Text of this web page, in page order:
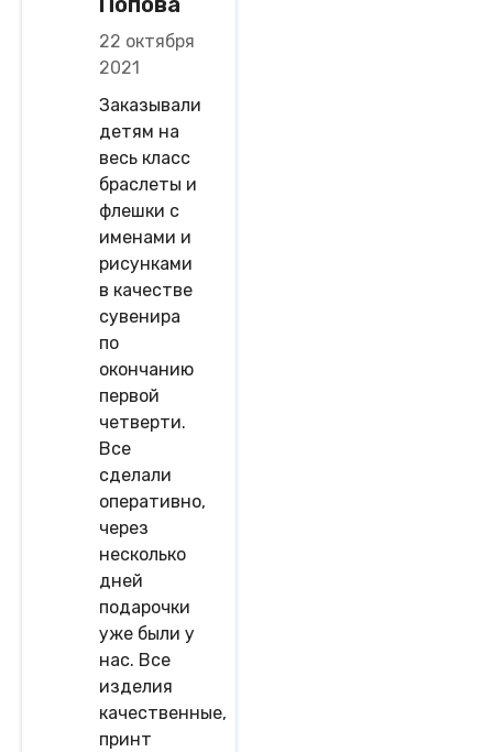
22 октября
2021
Заказывали
детям на
весь класс
браслеты и
флешки с
именами и
рисунками
в качестве
сувенира
по
окончанию
первой
четверти.
Все
сделали
оперативно,
через
несколько
дней
подарочки
уже были у
нас. Все
изделия
качественные,
принт